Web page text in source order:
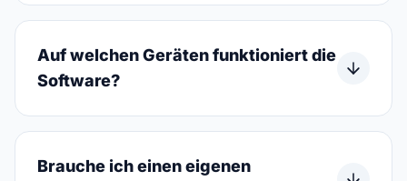
Auf welchen Geräten funktioniert die
Software?
Brauche ich einen eigenen